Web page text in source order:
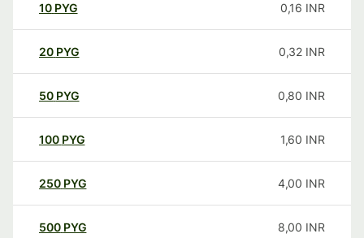
10 PYG 0,16 INR
20 PYG 0,32 INR
50 PYG 0,80 INR
100 PYG 1,60 INR
250 PYG 4,00 INR
500 PYG 8,00 INR